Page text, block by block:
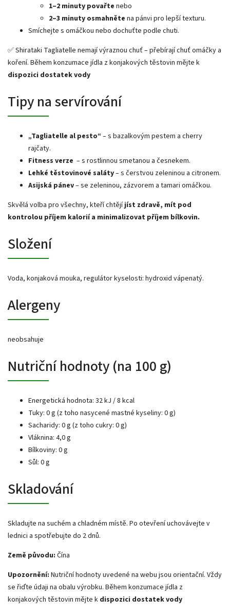
1–2 minuty povařte nebo
2–3 minuty osmahněte na pánvi pro lepší texturu.
Smíchejte s omáčkou nebo dochuťte podle chuti.
✅ Shirataki Tagliatelle nemají výraznou chuť – přebírají chuť omáčky a
koření. Během konzumace jídla z konjakových těstovin mějte k
dispozici dostatek vody
Tipy na servírování
„Tagliatelle al pesto“ – s bazalkovým pestem a cherry
rajčaty.
Fitness verze – s rostlinnou smetanou a česnekem.
Lehké těstovinové saláty– s čerstvou zeleninou a citronem.
Asijská pánev– se zeleninou, zázvorem a tamari omáčkou.
Skvělá volba pro všechny, kteří chtějíjíst zdravě, mít pod
kontrolou příjem kalorií a minimalizovat příjem bílkovin.
Složení
Voda, konjaková mouka, regulátor kyselosti: hydroxid vápenatý.
Alergeny
neobsahuje
Nutriční hodnoty (na 100 g)
Energetická hodnota: 32 kJ / 8 kcal
Tuky: 0 g (z toho nasycené mastné kyseliny: 0 g)
Sacharidy: 0 g (z toho cukry: 0 g)
Vláknina: 4,0 g
Bílkoviny: 0 g
Sůl: 0 g
Skladování
Skladujte na suchém a chladném místě. Po otevření uchovávejte v
lednici a spotřebujte do 2 dnů.
Země původu: Čína
Upozornění: Nutriční hodnoty uvedené na webu jsou orientační. Vždy
se řiďte údaji na obalu výrobku. Během konzumace jídla z
konjakových těstovin mějte k dispozici dostatek vody